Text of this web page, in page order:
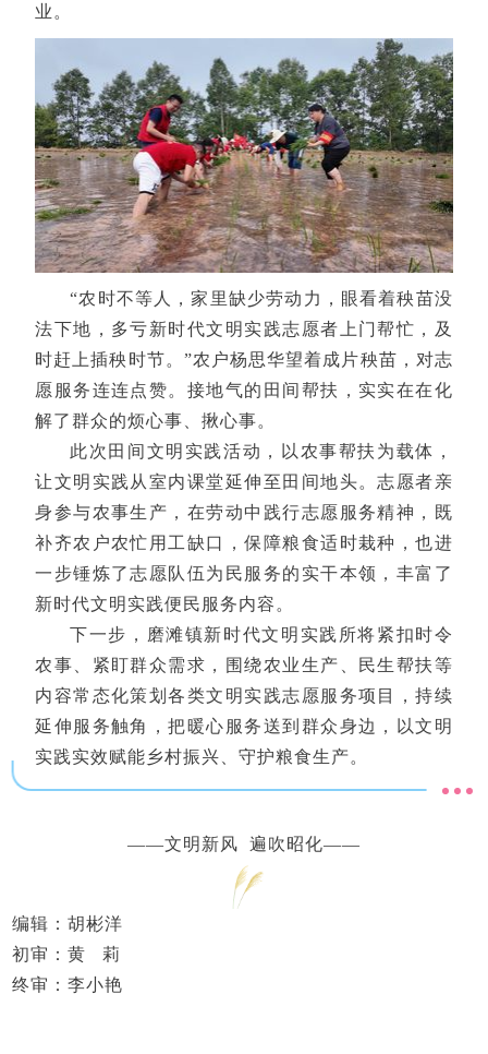
业。
“农时不等人，家里缺少劳动力，眼看着秧苗没
法下地，多亏新时代文明实践志愿者上门帮忙，及
时赶上插秧时节。”农户杨思华望着成片秧苗，对志
愿服务连连点赞。接地气的田间帮扶，实实在在化
解了群众的烦心事、揪心事。
此次田间文明实践活动，以农事帮扶为载体，
让文明实践从室内课堂延伸至田间地头。志愿者亲
身参与农事生产，在劳动中践行志愿服务精神，既
补齐农户农忙用工缺口，保障粮食适时栽种，也进
一步锤炼了志愿队伍为民服务的实干本领，丰富了
新时代文明实践便民服务内容。
下一步，磨滩镇新时代文明实践所将紧扣时令
农事、紧盯群众需求，围绕农业生产、民生帮扶等
内容常态化策划各类文明实践志愿服务项目，持续
延伸服务触角，把暖心服务送到群众身边，以文明
实践实效赋能乡村振兴、守护粮食生产。
——文明新风 遍吹昭化——
编辑：胡彬洋
初审：黄 莉
终审：李小艳